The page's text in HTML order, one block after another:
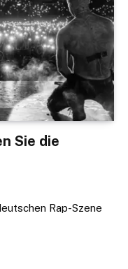
Sie die
Rap-Szene